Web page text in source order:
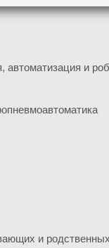
автоматизация и
и